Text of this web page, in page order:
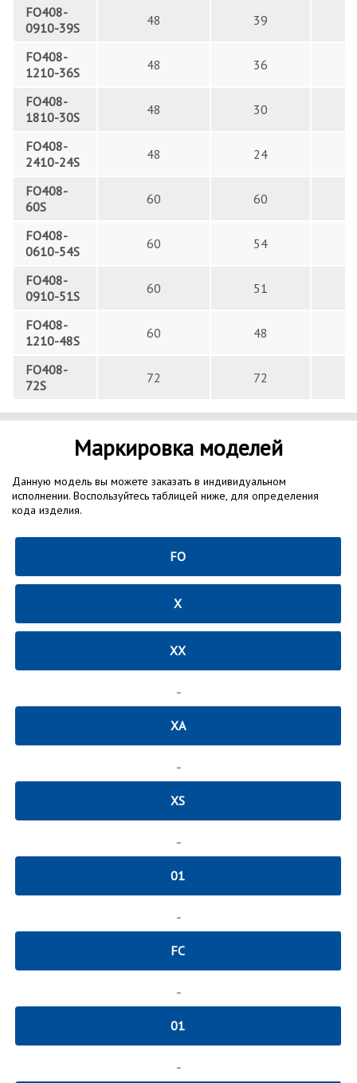
FO408-
0910-39S
48 39
FO408-
1210-36S
48 36
FO408-
1810-30S
48 30
FO408-
2410-24S
48 24
FO408-
60S
60 60
FO408-
0610-54S
60 54
FO408-
0910-51S
60 51
FO408-
1210-48S
60 48
FO408-
72S
72 72
Маркировка моделей
Данную модель вы можете заказать в индивидуальном
исполнении. Воспользуйтесь таблицей ниже, для определения
кода изделия.
FO
X
XX
-
XA
-
XS
-
01
-
FC
-
01
-